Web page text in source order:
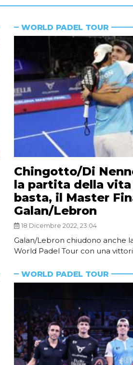
WORLD PADEL TOUR
Chingotto/Di
la partita della vita
basta, il Master
Galan/Lebron
18 Dicembre 2022, 23:04
Galan/Lebron chiudono anche
World Padel Tour con una
WORLD PADEL TOUR